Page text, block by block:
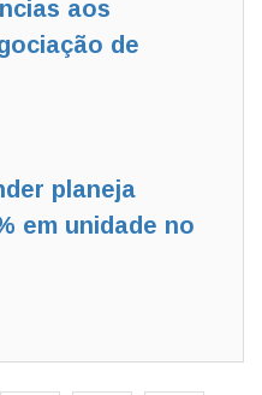
aos
de
planeja
em unidade no